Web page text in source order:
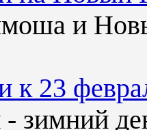
и
к 23
- зимний